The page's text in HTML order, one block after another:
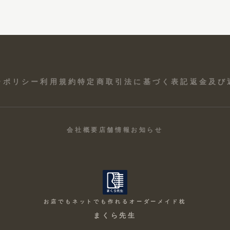
ポリシー利用規約特定商取引法に基づく表記 返金及び
会社概要 店舗情報 お知らせ
お店でもネットでも作れるオーダーメイド枕
まくら先生